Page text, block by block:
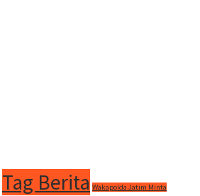
Tag Berita Wakapolda Jatim Minta